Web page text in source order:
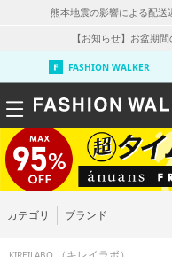
熊本地震の影響による配送
【お知らせ】お盆期
FASHION WALKER
カテゴリ ブランド